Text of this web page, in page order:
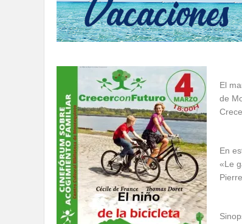
El
de
En
«Le